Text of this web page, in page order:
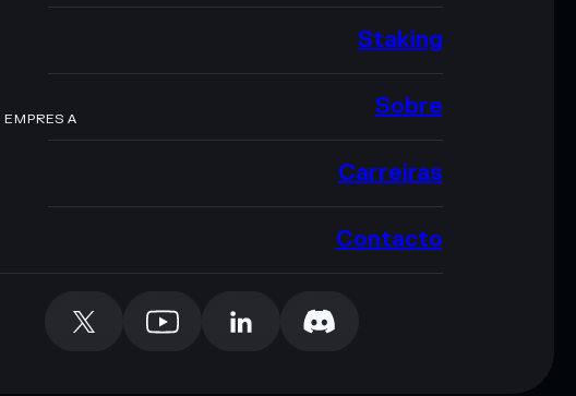
Staking
EMPRESA Sobre
Carreiras
Contacto